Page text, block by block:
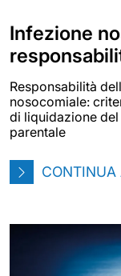
Infezione
Responsabilità
nosocomiale:
di liquidazione
parentale
CONTINUA